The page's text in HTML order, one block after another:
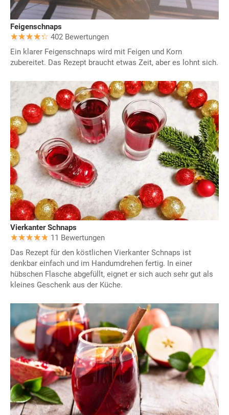
Feigenschnaps
402 Bewertungen
Ein klarer Feigenschnaps wird mit Feigen und Korn
zubereitet. Das Rezept braucht etwas Zeit, aber es lohnt sich.
Vierkanter Schnaps
11 Bewertungen
Das Rezept für den köstlichen Vierkanter Schnaps ist
denkbar einfach und im Handumdrehen fertig. In einer
hübschen Flasche abgefüllt, eignet er sich auch sehr gut als
kleines Geschenk aus der Küche.